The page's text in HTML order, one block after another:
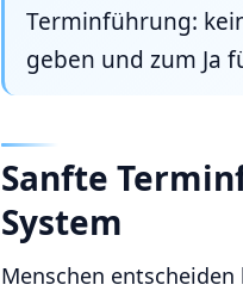
Terminführung:
geben und zum Ja
Sanfte
System
Menschen